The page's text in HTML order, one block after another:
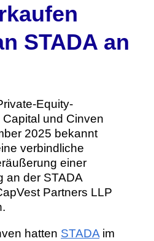
STADA an
Equity-
und Cinven
2025 bekannt
verbindliche
einer
an der STADA
Partners LLP
hatten STADA im